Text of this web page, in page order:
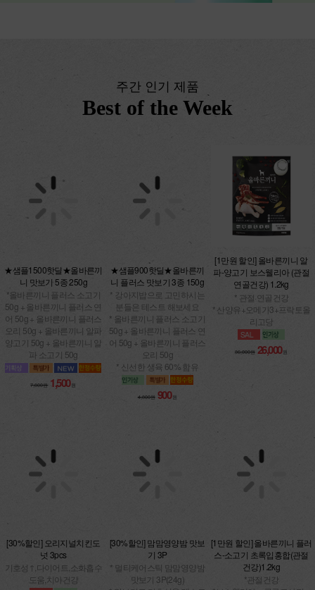
주간 인기 제품
Best of the Week
니 맛보기 5종 250g
*올바른끼니 플러스 소고기
50g + 올바른끼니 플러스 연
어 50g + 올바른끼니 플러스
오리 50g + 올바른끼니 알파
양고기 50g + 올바른끼니 알
파 소고기 50g
1,500
★샘플900핫딜★올바른끼
니 플러스 맛보기 3종 150g
* 강아지밥으로 고민하시는
분들은 테스트 해보세요
* 올바른끼니 플러스 소고기
50g + 올바른끼니 플러스 연
어 50g + 올바른끼니 플러스
오리 50g
* 신선한 생육 60% 함유
900
[1만원 할인] 올바른끼니 알
파-양고기 보스웰리아 (관절
연골건강) 1.2kg
* 관절·연골건강
* 산양유+오메가3+프락토올
리고당
36,000원 26,000 원
기호성↑,다이어트,소화흡수
도움,치아건강
기 3P
* 멀티케어스틱 맘맘영양밤
맛보기 3P(24g)
* 맛보기로 기호성을 테스트
건강)1.2kg
*관절건강
*보스웰리아 + 글루코사민 +
식이유황 MSM